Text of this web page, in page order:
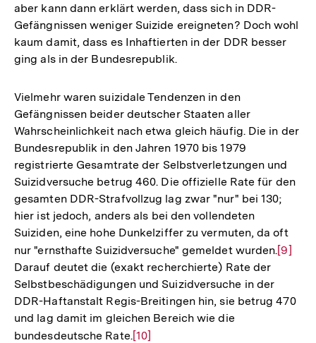
aber kann dann erklärt werden, dass sich in DDR-
Gefängnissen weniger Suizide ereigneten? Doch wohl
kaum damit, dass es Inhaftierten in der DDR besser
ging als in der Bundesrepublik.
Vielmehr waren suizidale Tendenzen in den
Gefängnissen beider deutscher Staaten aller
Wahrscheinlichkeit nach etwa gleich häufig. Die in der
Bundesrepublik in den Jahren 1970 bis 1979
registrierte Gesamtrate der Selbstverletzungen und
Suizidversuche betrug 460. Die offizielle Rate für den
gesamten DDR-Strafvollzug lag zwar "nur" bei 130;
hier ist jedoch, anders als bei den vollendeten
Suiziden, eine hohe Dunkelziffer zu vermuten, da oft
nur "ernsthafte Suizidversuche" gemeldet wurden.Zur
[9]
Darauf deutet die (exakt recherchierte) Rate der
Selbstbeschädigungen und Suizidversuche in der
DDR-Haftanstalt Regis-Breitingen hin, sie betrug 470
und lag damit im gleichen Bereich wie die
bundesdeutsche Rate.Zur
[10]